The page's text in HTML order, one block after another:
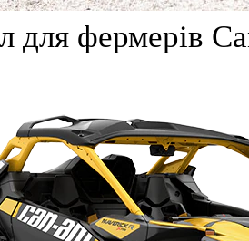
для фермерів